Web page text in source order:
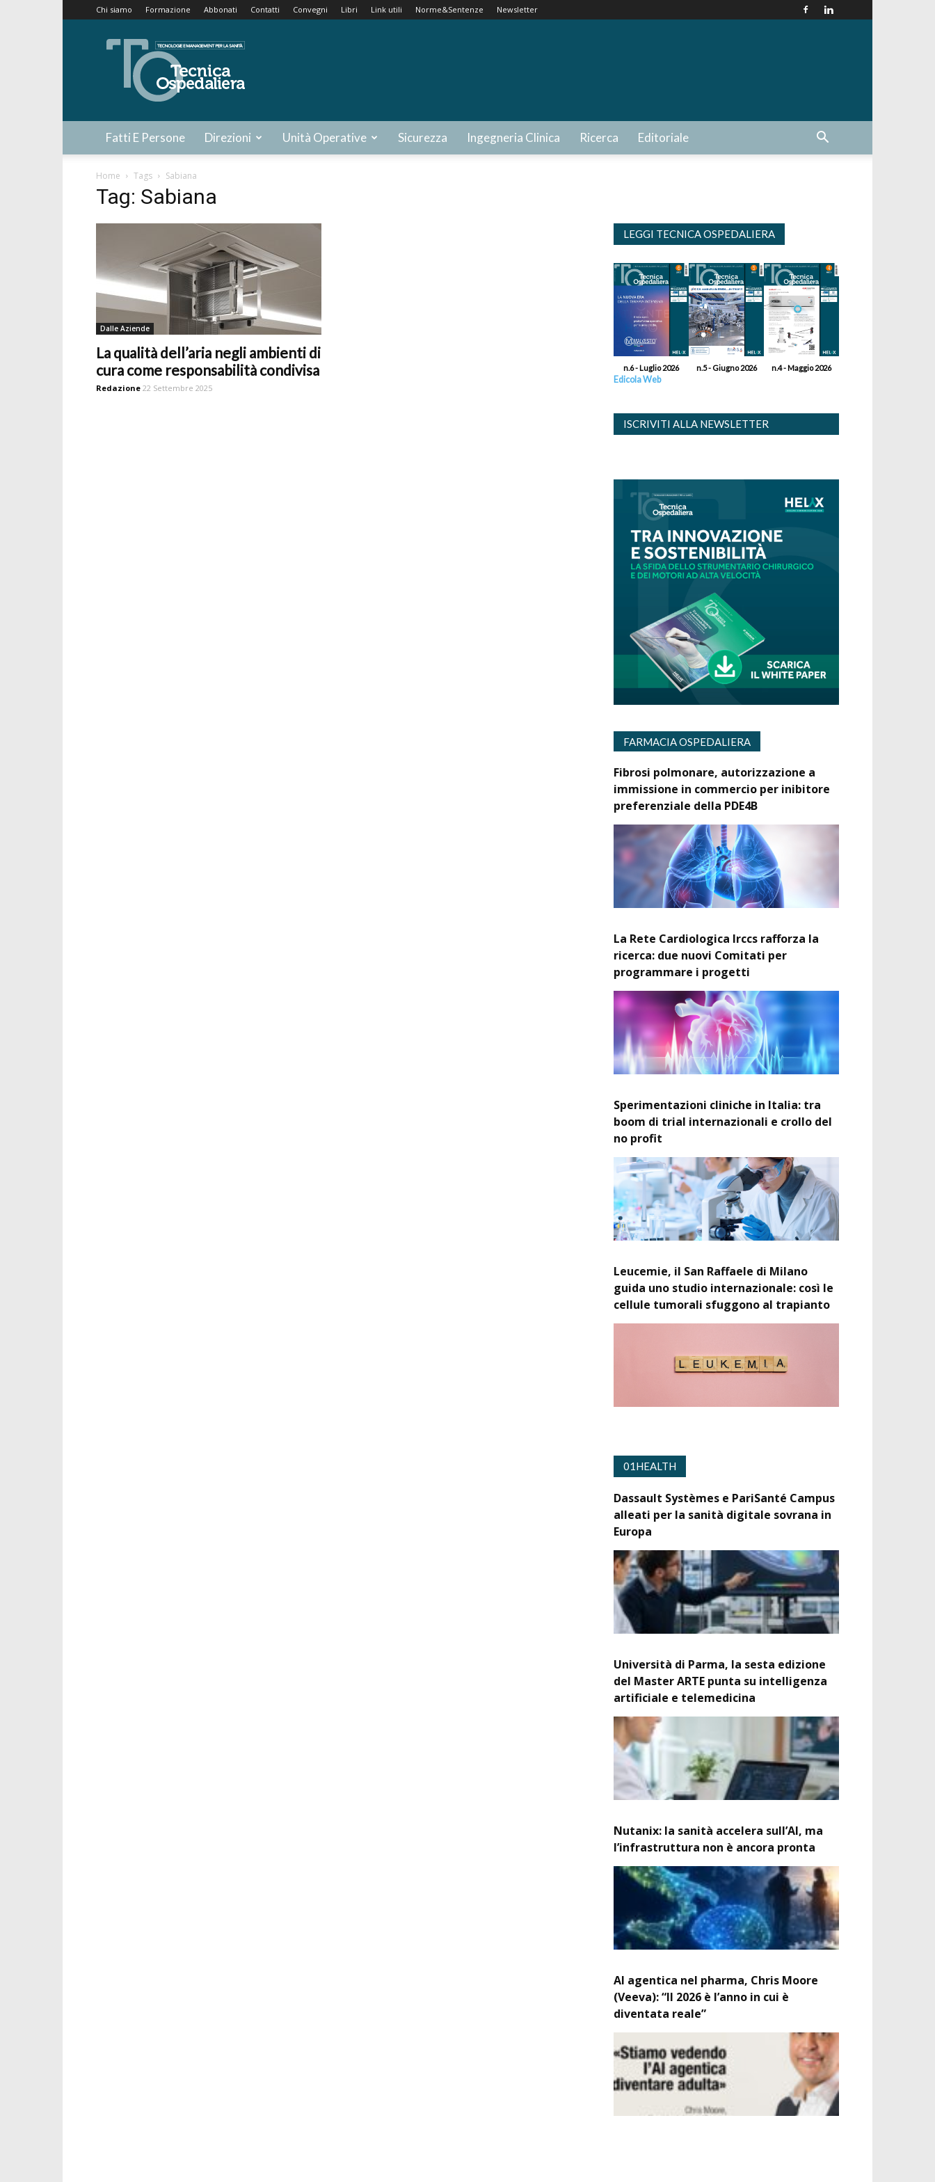
Chi siamo Formazione Abbonati Contatti Convegni Libri Link utili Norme&Sentenze Newsletter
Tecnica
Ospedaliera
Fatti E Persone Direzioni Unità Operative Sicurezza Ingegneria Clinica Ricerca Editoriale
Home Tags Sabiana
Tag: Sabiana
Dalle Aziende
La qualità dell’aria negli ambienti di
cura come responsabilità condivisa
Redazione 22 Settembre 2025
LEGGI TECNICA OSPEDALIERA
n.6 - Luglio 2026 n.5 - Giugno 2026 n.4 - Maggio 2026
Edicola Web
ISCRIVITI ALLA NEWSLETTER
FARMACIA OSPEDALIERA
Fibrosi polmonare, autorizzazione a
immissione in commercio per inibitore
preferenziale della PDE4B
La Rete Cardiologica Irccs rafforza la
ricerca: due nuovi Comitati per
programmare i progetti
Sperimentazioni cliniche in Italia: tra
boom di trial internazionali e crollo del
no profit
Leucemie, il San Raffaele di Milano
guida uno studio internazionale: così le
cellule tumorali sfuggono al trapianto
01HEALTH
Dassault Systèmes e PariSanté Campus
alleati per la sanità digitale sovrana in
Europa
Università di Parma, la sesta edizione
del Master ARTE punta su intelligenza
artificiale e telemedicina
Nutanix: la sanità accelera sull’AI, ma
l’infrastruttura non è ancora pronta
AI agentica nel pharma, Chris Moore
(Veeva): “Il 2026 è l’anno in cui è
diventata reale”